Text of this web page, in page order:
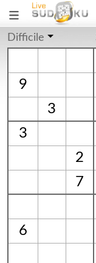
Difficile
9
3
3
2
7
6